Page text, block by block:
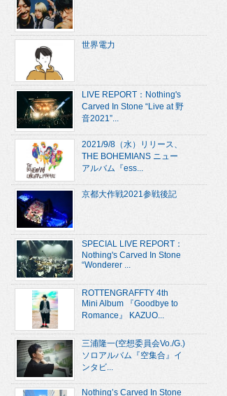
世界電力
LIVE REPORT：Nothing's
Carved In Stone “Live at 野
音2021”...
2021/9/8（水）リリース、
THE BOHEMIANS ニュー
アルバム『ess...
京都大作戦2021参戦後記
SPECIAL LIVE REPORT：
Nothing's Carved In Stone
“Wonderer ...
ROTTENGRAFFTY 4th
Mini Album 『Goodbye to
Romance』 KAZUO...
三浦隆一(空想委員会Vo./G.)
ソロアルバム『空集合』イ
ンタビ...
Nothing’s Carved In Stone